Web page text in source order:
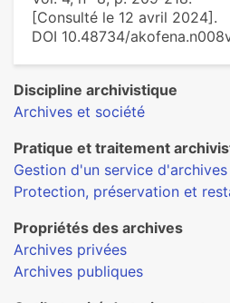
[Consulté le 12 avril 2024].
DOI 10.48734/
Discipline archivistique
Archives et société
Pratique et traitement
Gestion d'un service d'archives
Protection, préservation et
Propriétés des archives
Archives privées
Archives publiques